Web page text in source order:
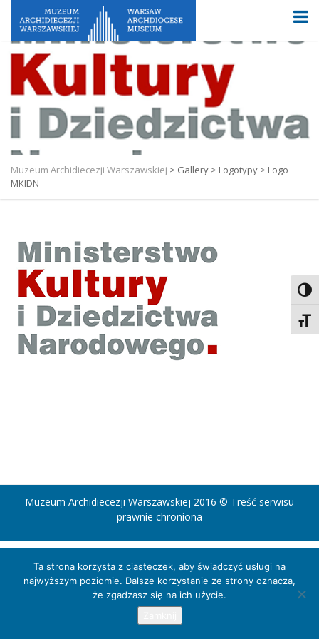
Muzeum Archidiecezji Warszawskiej > Gallery > Logotypy > Logo
MKIDN
Muzeum Archidiecezji Warszawskiej 2016 © Treść serwisu
prawnie chroniona
Ta strona korzysta z ciasteczek, aby świadczyć usługi na
najwyższym poziomie. Dalsze korzystanie ze strony oznacza,
że zgadzasz się na ich użycie.